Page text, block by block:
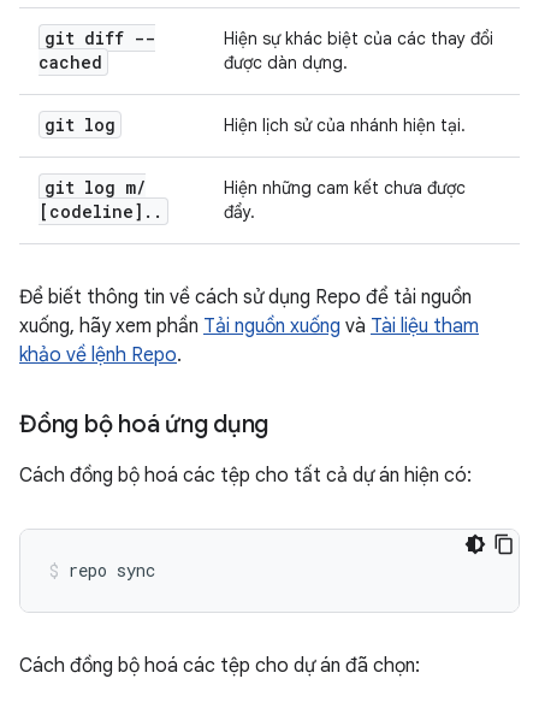
git diff --
cached
Hiện sự khác biệt của các thay đổi
được dàn dựng.
git log Hiện lịch sử của nhánh hiện tại.
git log m/
[codeline] . .
Hiện những cam kết chưa được
đẩy.
Để biết thông tin về cách sử dụng Repo để tải nguồn
xuống, hãy xem phần Tải nguồn xuống và Tài liệu tham
khảo về lệnh Repo.
Đồng bộ hoá ứng dụng
Cách đồng bộ hoá các tệp cho tất cả dự án hiện có:
repo sync
Cách đồng bộ hoá các tệp cho dự án đã chọn: